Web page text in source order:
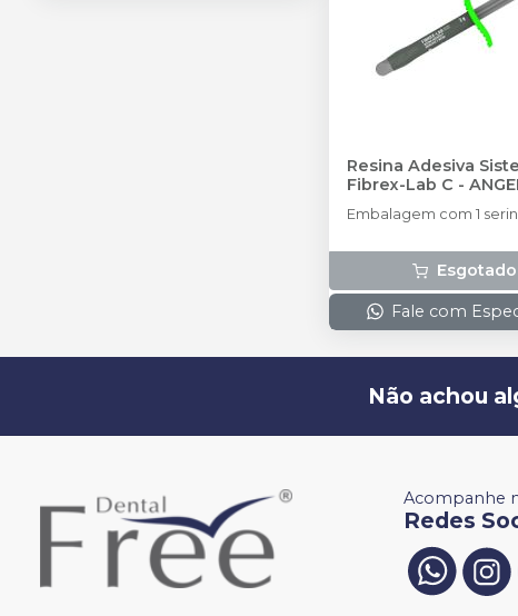
Resina Adesiva
Fibrex-Lab C -
Embalagem com 1
Esgotado
Fale com
Não achou
Acompanhe
Redes